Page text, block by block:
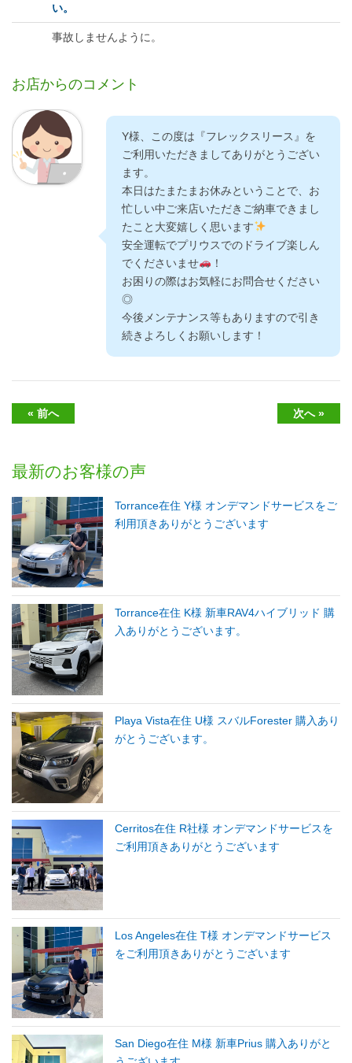
い。
事故しませんように。
お店からのコメント
Y様、この度は『フレックスリース』を
ご利用いただきましてありがとうござい
ます。
本日はたまたまお休みということで、お
忙しい中ご来店いただきご納車できまし
たこと大変嬉しく思います
安全運転でプリウスでのドライブ楽しん
でくださいませ
！
お困りの際はお気軽にお問合せください
◎
今後メンテナンス等もありますので引き
続きよろしくお願いします！
« 前へ 次へ »
最新のお客様の声
Torrance在住 Y様 オンデマンドサービスをご
利用頂きありがとうございます
Torrance在住 K様 新車RAV4ハイブリッド 購
入ありがとうございます。
Playa Vista在住 U様 スバルForester 購入あり
がとうございます。
Cerritos在住 R社様 オンデマンドサービスを
ご利用頂きありがとうございます
Los Angeles在住 T様 オンデマンドサービス
をご利用頂きありがとうございます
San Diego在住 M様 新車Prius 購入ありがと